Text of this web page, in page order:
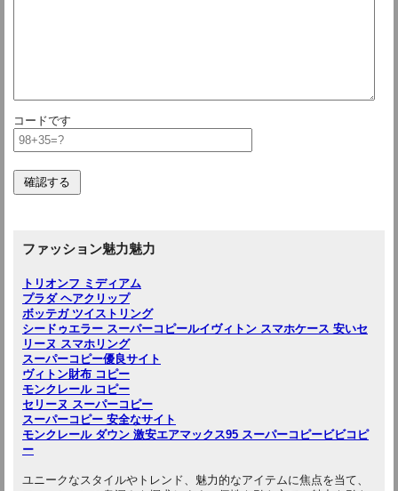
コードです
ファッション魅力魅力
トリオンフ ミディアム
プラダ ヘアクリップ
ボッテガ ツイストリング
シードゥエラー スーパーコピールイヴィトン スマホケース 安いセ
リーヌ スマホリング
スーパーコピー優良サイト
ヴィトン財布 コピー
モンクレール コピー
セリーヌ スーパーコピー
スーパーコピー 安全なサイト
モンクレール ダウン 激安エアマックス95 スーパーコピービビコピ
ー
ユニークなスタイルやトレンド、魅力的なアイテムに焦点を当て、